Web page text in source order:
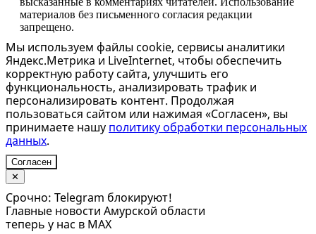
материалов без письменного согласия редакции
запрещено.
Мы используем файлы cookie, сервисы аналитики
Яндекс.Метрика и LiveInternet, чтобы обеспечить
корректную работу сайта, улучшить его
функциональность, анализировать трафик и
персонализировать контент. Продолжая
пользоваться сайтом или нажимая «Согласен», вы
принимаете нашу политику обработки персональных
данных.
Согласен
✕
Срочно: Telegram блокируют!
Главные новости Амурской области
теперь у нас в MAX